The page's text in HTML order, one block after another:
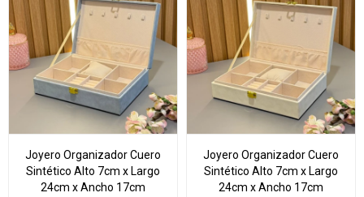
Joyero Organizador Cuero
Sintético Alto 7cm x Largo
24cm x Ancho 17cm
Joyero Organizador Cuero
Sintético Alto 7cm x Largo
24cm x Ancho 17cm